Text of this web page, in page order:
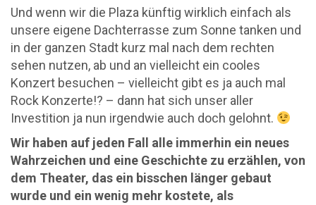
Und wenn wir die Plaza künftig wirklich einfach als
unsere eigene Dachterrasse zum Sonne tanken und
in der ganzen Stadt kurz mal nach dem rechten
sehen nutzen, ab und an vielleicht ein cooles
Konzert besuchen – vielleicht gibt es ja auch mal
Rock Konzerte!? – dann hat sich unser aller
Investition ja nun irgendwie auch doch gelohnt.
Wir haben auf jeden Fall alle immerhin ein neues
Wahrzeichen und eine Geschichte zu erzählen, von
dem Theater, das ein bisschen länger gebaut
wurde und ein wenig mehr kostete, als